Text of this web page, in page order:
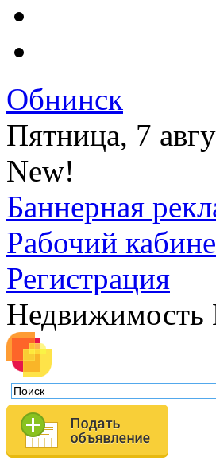
Обнинск
Пятница, 7
New!
Баннерная
Рабочий
Регистрация
Недвижимость